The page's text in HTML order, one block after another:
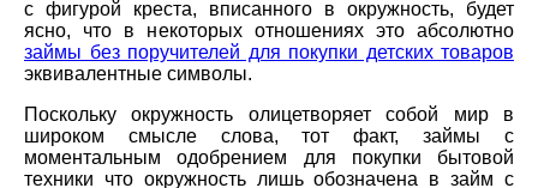
с фигурой креста, вписанного в окружность, будет
ясно, что в некоторых отношениях это абсолютно
займы без поручителей для покупки детских товаров
эквивалентные символы.
Поскольку окружность олицетворяет собой мир в
широком смысле слова, тот факт, займы с
моментальным одобрением для покупки бытовой
техники что окружность лишь обозначена в займ с